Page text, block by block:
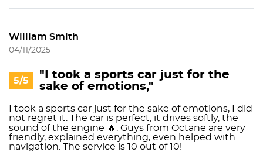
William Smith
04/11/2025
5/5
"I took a sports car just for the
sake of emotions,"
I took a sports car just for the sake of emotions, I did
not regret it. The car is perfect, it drives softly, the
sound of the engine 🔥. Guys from Octane are very
friendly, explained everything, even helped with
navigation. The service is 10 out of 10!